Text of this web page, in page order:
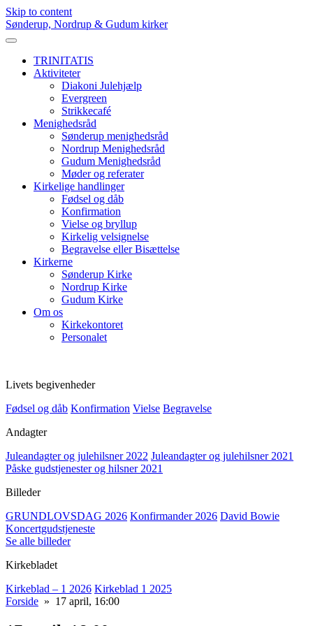
Skip to content
Sønderup, Nordrup & Gudum kirker
TRINITATIS
Aktiviteter
Diakoni Julehjælp
Evergreen
Strikkecafé
Menighedsråd
Sønderup menighedsråd
Nordrup Menighedsråd
Gudum Menighedsråd
Møder og referater
Kirkelige handlinger
Fødsel og dåb
Konfirmation
Vielse og bryllup
Kirkelig velsignelse
Begravelse eller Bisættelse
Kirkerne
Sønderup Kirke
Nordrup Kirke
Gudum Kirke
Om os
Kirkekontoret
Personalet
Livets begivenheder
Fødsel og dåb Konfirmation Vielse Begravelse
Andagter
Juleandagter og julehilsner 2022 Juleandagter og julehilsner 2021
Påske gudstjenester og hilsner 2021
Billeder
GRUNDLOVSDAG 2026 Konfirmander 2026 David Bowie
Koncertgudstjeneste
Se alle billeder
Kirkebladet
Kirkeblad – 1 2026 Kirkeblad 1 2025
Forside » 17 april, 16:00